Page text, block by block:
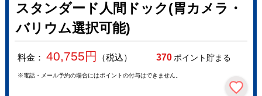
スタンダード人間ドック(胃カメラ・
バリウム選択可能)
料金： 40,755円 （税込） 370ポイント貯まる
※電話・メール予約の場合にはポイントの付与はできません。